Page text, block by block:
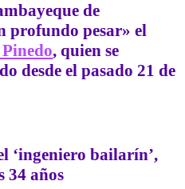
de
profundo pesar» el
, quien se
desde el pasado 21 de
‘ingeniero bailarín’,
34 años